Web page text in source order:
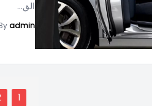
الق...
admin
1